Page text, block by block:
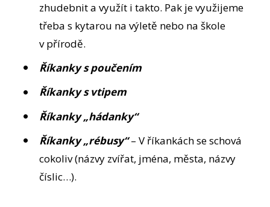
zhudebnit a využít i takto. Pak je využijeme
třeba s kytarou na výletě nebo na škole
v přírodě.
Říkanky s poučením
Říkanky s vtipem
Říkanky „hádanky“
Říkanky „rébusy“– V říkankách se schová
cokoliv (názvy zvířat, jména, města, názvy
číslic…).